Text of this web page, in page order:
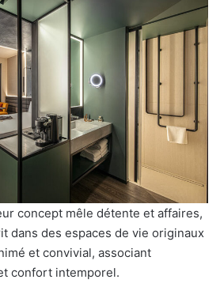
concept mêle détente et affaires,
dans des espaces de vie originaux
et convivial, associant
confort intemporel.